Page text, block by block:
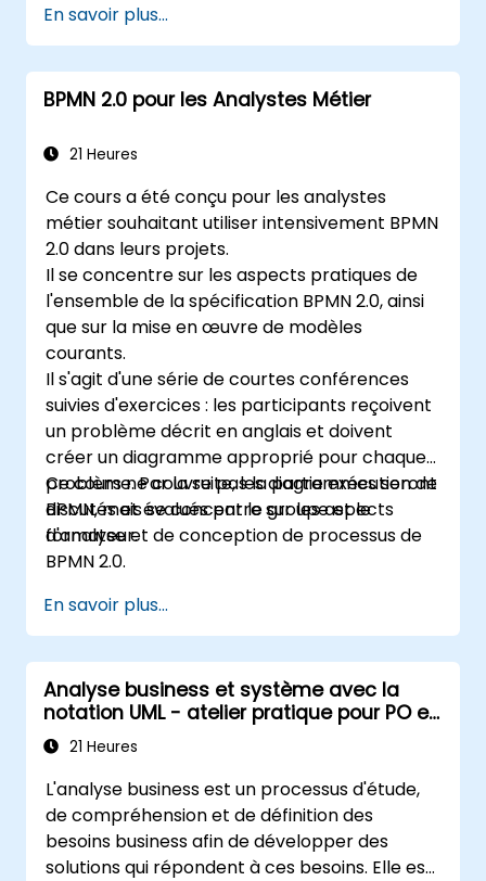
Utiliser les fonctionnalités d'impression,
d'exportation et de publication d'OrgPlus.
Parcourir facilement des organigrammes
complexes.
En savoir plus...
BPMN 2.0 pour les Analystes Métier
21 Heures
Ce cours a été conçu pour les analystes
métier souhaitant utiliser intensivement BPMN
2.0 dans leurs projets.
Il se concentre sur les aspects pratiques de
l'ensemble de la spécification BPMN 2.0, ainsi
que sur la mise en œuvre de modèles
courants.
Il s'agit d'une série de courtes conférences
suivies d'exercices : les participants reçoivent
un problème décrit en anglais et doivent
créer un diagramme approprié pour chaque
problème. Par la suite, les diagrammes seront
discutés et évalués par le groupe et le
formateur.
Ce cours ne couvre pas la partie exécution de
BPMN, mais se concentre sur les aspects
d'analyse et de conception de processus de
BPMN 2.0.
En savoir plus...
Analyse business et système avec la
notation UML - atelier pratique pour PO en
méthodologie Scrum
21 Heures
L'analyse business est un processus d'étude,
de compréhension et de définition des
besoins business afin de développer des
solutions qui répondent à ces besoins. Elle est